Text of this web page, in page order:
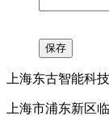
上海东古智能科
上海市浦东新区